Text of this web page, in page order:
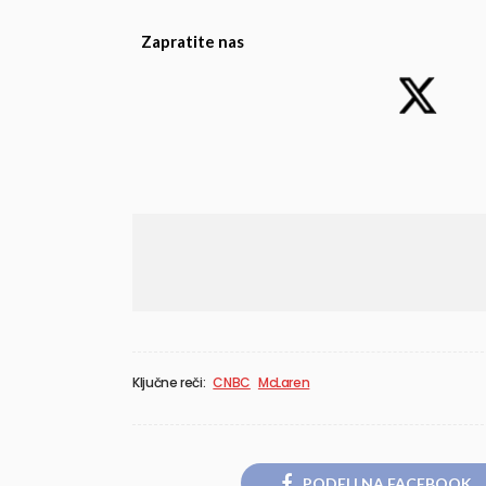
Zapratite nas
Ključne reči: CNBC McLaren